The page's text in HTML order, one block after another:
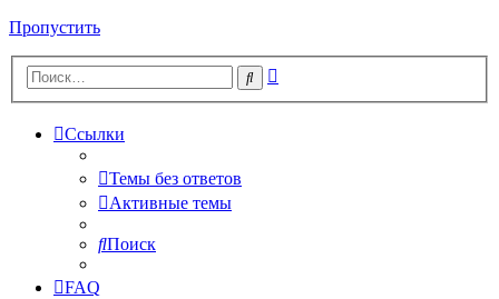
Пропустить
Поиск
Ссылки
Темы без ответов
Активные темы
Поиск
FAQ